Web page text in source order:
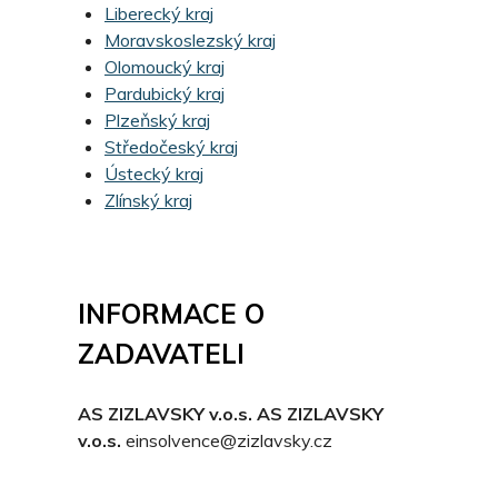
Liberecký kraj
Moravskoslezský kraj
Olomoucký kraj
Pardubický kraj
Plzeňský kraj
Středočeský kraj
Ústecký kraj
Zlínský kraj
INFORMACE O
ZADAVATELI
AS ZIZLAVSKY v.o.s. AS ZIZLAVSKY
v.o.s. einsolvence@zizlavsky.cz